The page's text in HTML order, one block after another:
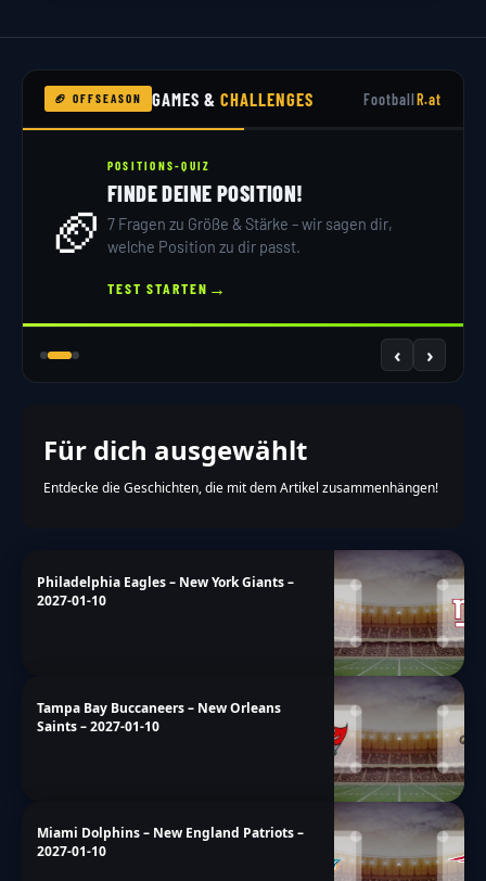
🏈 OFFSEASON GAMES &CHALLENGES FootballR.at
🏈
POSITIONS-QUIZ
FINDE DEINE POSITION!
7 Fragen zu Größe & Stärke – wir sagen dir,
welche Position zu dir passt.
TEST STARTEN →
‹ ›
Für dich ausgewählt
Entdecke die Geschichten, die mit dem Artikel zusammenhängen!
Philadelphia Eagles – New York Giants –
2027-01-10
Tampa Bay Buccaneers – New Orleans
Saints – 2027-01-10
Miami Dolphins – New England Patriots –
2027-01-10